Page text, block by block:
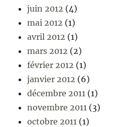
juin 2012 (4)
mai 2012 (1)
avril 2012 (1)
mars 2012 (2)
février 2012 (1)
janvier 2012 (6)
décembre 2011 (1)
novembre 2011 (3)
octobre 2011 (1)